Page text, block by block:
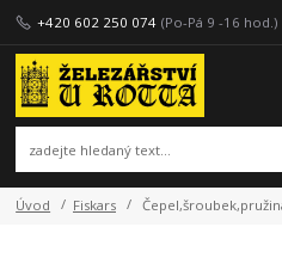
+420 602 250 074 (Po-Pá 9 -16 hod.)
Úvod Fiskars